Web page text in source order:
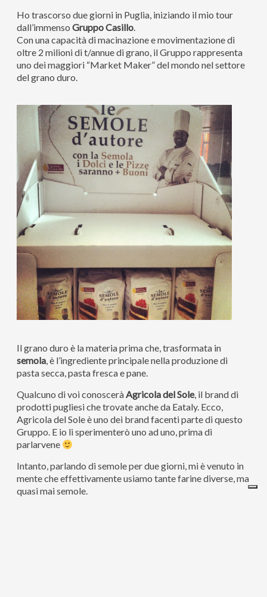
Ho trascorso due giorni in Puglia, iniziando il mio tour
dall’immenso GruppoCasillo.
Con una capacità di macinazione e movimentazione di
oltre 2 milioni di t/annue di grano, il Gruppo rappresenta
uno dei maggiori “Market Maker” del mondo nel settore
del grano duro.
Il grano duro è la materia prima che, trasformata in
semola, è l’ingrediente principale nella produzione di
pasta secca, pasta fresca e pane.
Qualcuno di voi conosceràAgricola del Sole, il brand di
prodotti pugliesi che trovate anche da Eataly. Ecco,
Agricola del Sole è uno dei brand facenti parte di questo
Gruppo. E io li sperimenterò uno ad uno, prima di
parlarvene
Intanto, parlando di semole per due giorni, mi è venuto in
mente che effettivamente usiamo tante farine diverse, ma
quasi mai semole.